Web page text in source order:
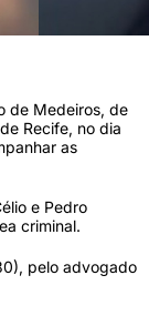
de Medeiros, de
Recife, no dia
as
e Pedro
criminal.
pelo advogado